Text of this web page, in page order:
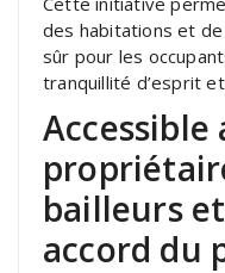
des habitations et
sûr pour les
tranquillité d’esprit
Accessible
bailleurs
accord du